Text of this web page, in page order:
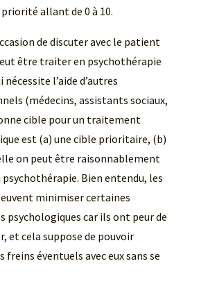
allant de 0 à 10.
de discuter avec le patient
être traiter en psychothérapie
nécessite l’aide d’autres
(médecins, assistants sociaux,
cible pour un traitement
est (a) une cible prioritaire, (b)
on peut être raisonnablement
psychothérapie. Bien entendu, les
minimiser certaines
psychologiques car ils ont peur de
et cela suppose de pouvoir
freins éventuels avec eux sans se